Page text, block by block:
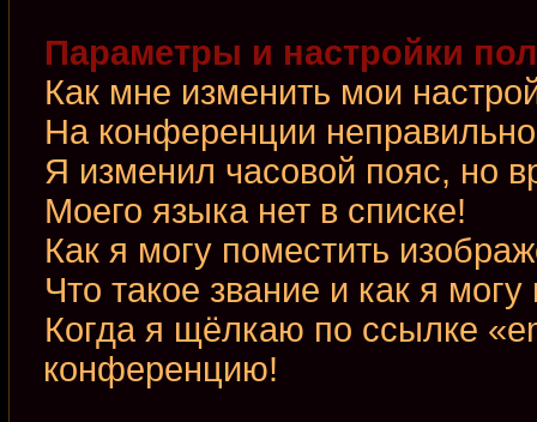
Параметры и настройки
Как мне изменить мои
На конференции
Я изменил часовой пояс, но
Моего языка нет в списке!
Как я могу поместить
Что такое звание и как я могу
Когда я щёлкаю по ссылке
конференцию!